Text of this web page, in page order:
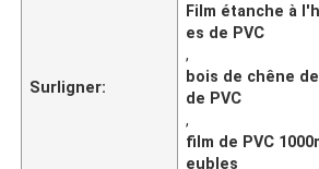
Surligner:
Film étanche à
es de PVC
,
bois de chêne
de PVC
,
film de PVC
eubles